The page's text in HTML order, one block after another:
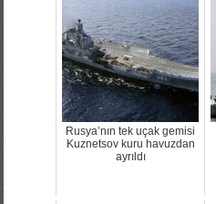
Rusya’nın tek uçak gemisi
Kuznetsov kuru havuzdan
ayrıldı